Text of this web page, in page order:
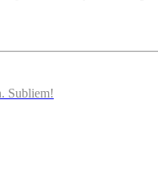
Subliem!